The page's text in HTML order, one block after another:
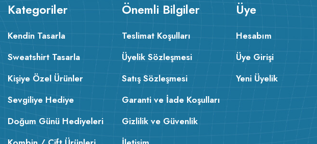
Kategoriler
Kendin Tasarla
Sweatshirt Tasarla
Kişiye Özel Ürünler
Sevgiliye Hediye
Doğum Günü Hediyeleri
Önemli Bilgiler
Teslimat Koşulları
Üyelik Sözleşmesi
Satış Sözleşmesi
Garanti ve İade Koşulları
Gizlilik ve Güvenlik
Üye
Hesabım
Üye Girişi
Yeni Üyelik